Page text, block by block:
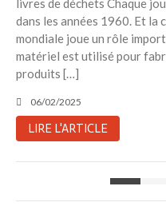
livres de déchets Chaque
dans les années 1960. Et la
mondiale joue un rôle
matériel est utilisé pour
produits […]
06/02/2025
LIRE L'ARTICLE